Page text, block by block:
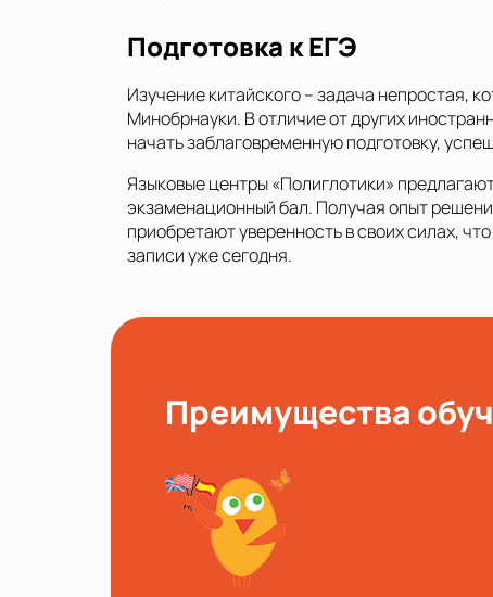
Подготовка к ЕГЭ
Изучение китайского – задача непростая,
Минобрнауки. В отличие от других
начать заблаговременную подготовку,
Языковые центры «Полиглотики»
экзаменационный бал. Получая опыт
приобретают уверенность в своих силах,
записи уже сегодня.
Преимущества